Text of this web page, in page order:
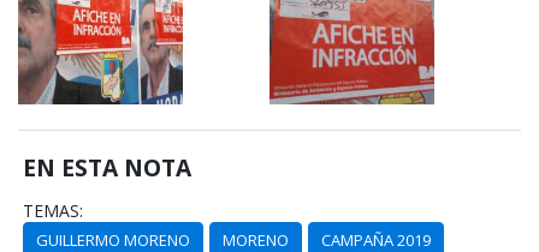
EN ESTA NOTA
TEMAS:
GUILLERMO MORENO MORENO
CAMPAÑA 2019